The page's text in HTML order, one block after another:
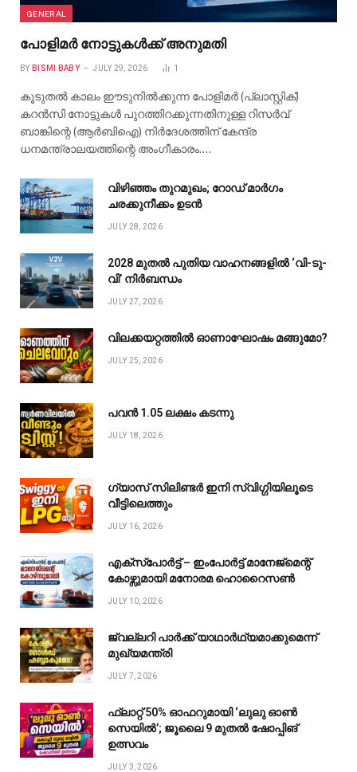
GENERAL
പോളിമർ നോട്ടുകൾക്ക് അനുമതി
BY BISMI BABY JULY 29, 2026 1
കൂടുതൽ കാലം ഈടുനിൽക്കുന്ന പോളിമർ (പ്ലാസ്റ്റിക്)
കറൻസി നോട്ടുകൾ പുറത്തിറക്കുന്നതിനുള്ള റിസർവ്
ബാങ്കിന്റെ (ആർബിഐ) നിർദേശത്തിന് കേന്ദ്ര
ധനമന്ത്രാലയത്തിന്റെ അംഗീകാരം.…
വിഴിഞ്ഞം തുറമുഖം; റോഡ് മാർഗം
ചരക്കുനീക്കം ഉടൻ
JULY 28, 2026
2028 മുതൽ പുതിയ വാഹനങ്ങളിൽ ‘വി-ടു-
വി’ നിർബന്ധം
JULY 27, 2026
വിലക്കയറ്റത്തിൽ ഓണാഘോഷം മങ്ങുമോ?
JULY 25, 2026
പവൻ ₹1.05 ലക്ഷം കടന്നു
JULY 18, 2026
ഗ്യാസ് സിലിണ്ടർ ഇനി സ്വിഗ്ഗിയിലൂടെ
വീട്ടിലെത്തും
JULY 16, 2026
എക്സ്പോർട്ട് – ഇംപോർട്ട് മാനേജ്മെന്റ്
കോഴ്സുമായി മനോരമ ഹൊറൈസൺ
JULY 10, 2026
ജ്വല്ലറി പാർക്ക് യാഥാർഥ്യമാക്കുമെന്ന്
മുഖ്യമന്ത്രി
JULY 7, 2026
ഫ്ലാറ്റ് 50% ഓഫറുമായി ‘ലുലു ഓൺ
സെയിൽ’; ജൂലൈ 9 മുതൽ ഷോപ്പിങ്
ഉത്സവം
JULY 3, 2026